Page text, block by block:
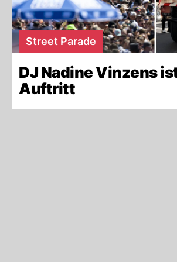
Street Parade
DJ Nadine Vinzens
Auftritt